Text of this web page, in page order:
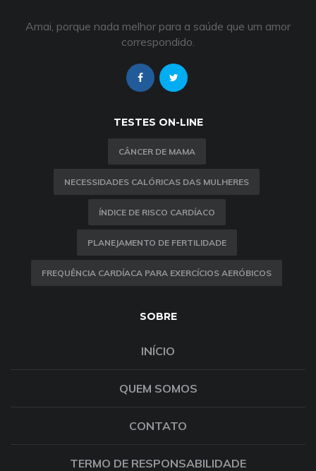
Amai, porque nada melhor para a saúde que um amor
correspondido.
TESTES ON-LINE
CÂNCER DE MAMA
NECESSIDADES CALÓRICAS DAS MULHERES
ÍNDICE DE RISCO CARDÍACO
PLANEJAMENTO DE FERTILIDADE
FREQUÊNCIA CARDÍACA PARA EXERCÍCIOS AERÓBICOS
SOBRE
INÍCIO
QUEM SOMOS
CONTATO
TERMO DE RESPONSABILIDADE